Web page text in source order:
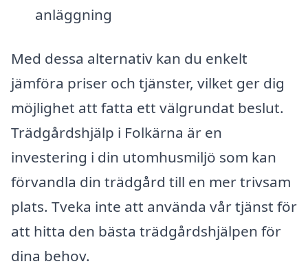
anläggning
Med dessa alternativ kan du enkelt
jämföra priser och tjänster, vilket ger dig
möjlighet att fatta ett välgrundat beslut.
Trädgårdshjälp i Folkärna är en
investering i din utomhusmiljö som kan
förvandla din trädgård till en mer trivsam
plats. Tveka inte att använda vår tjänst för
att hitta den bästa trädgårdshjälpen för
dina behov.